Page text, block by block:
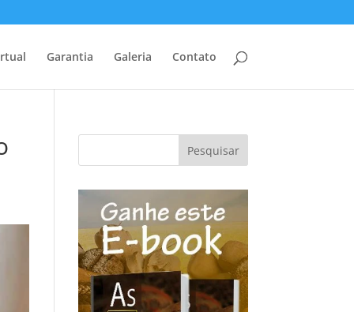
Garantia Galeria Contato